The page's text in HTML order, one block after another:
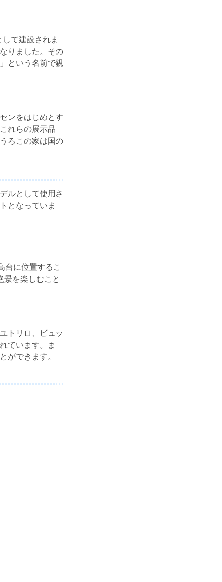
て建設されま
りました。その
という名前で親
ンをはじめとす
れらの展示品
ろこの家は国の
ルとして使用さ
となっていま
台に位置するこ
景を楽しむこと
トリロ、ビュッ
ています。ま
ができます。